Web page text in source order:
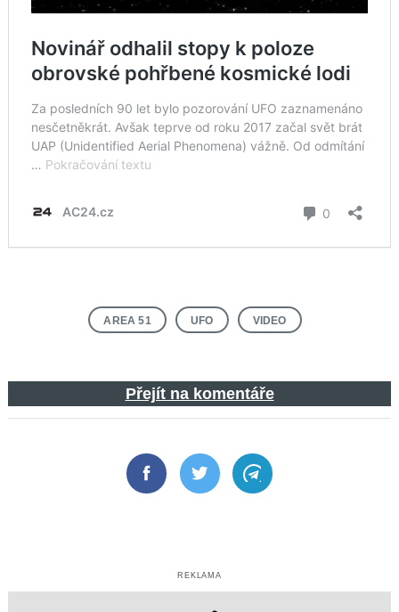
AREA 51 UFO VIDEO
Přejít na komentáře
FacebookTwitter Telegram
REKLAMA